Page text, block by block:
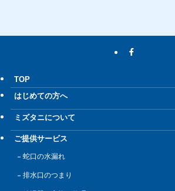
TOP
はじめての方へ
ミズタニについて
ご提供サービス
蛇口の水漏れ
排水口のつまり